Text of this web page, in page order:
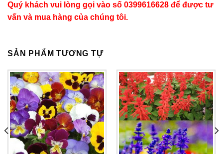
Quý khách vui lòng gọi vào số 0399616628 để được tư
vấn và mua hàng của chúng tôi.
SẢN PHẨM TƯƠNG TỰ